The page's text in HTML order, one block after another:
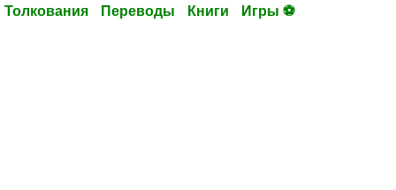
Толкования Переводы Книги Игры ⚽